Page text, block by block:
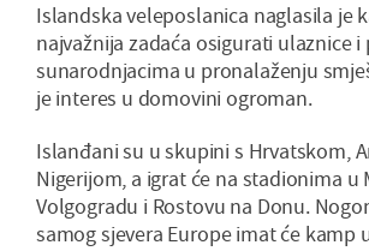
Islandska veleposlanica naglasila je
najvažnija zadaća osigurati ulaznice
sunarodnjacima u pronalaženju
je interes u domovini ogroman.
Islanđani su u skupini s Hrvatskom,
Nigerijom, a igrat će na stadionima u
Volgogradu i Rostovu na Donu.
samog sjevera Europe imat će kamp